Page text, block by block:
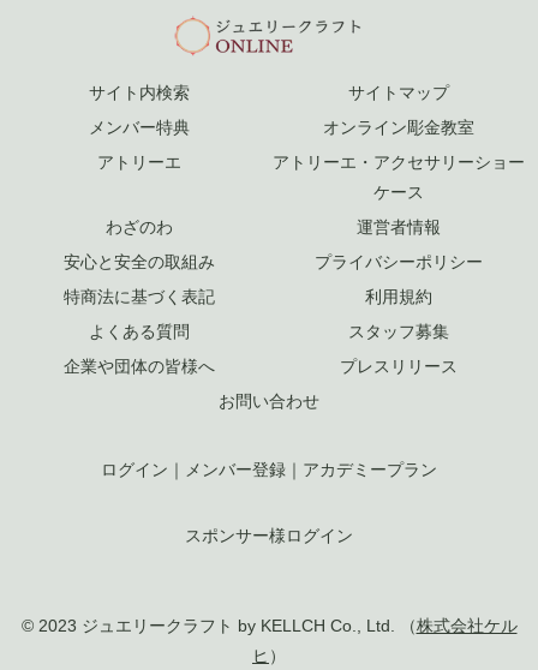
サイト内検索
サイトマップ
メンバー特典
オンライン彫金教室
アトリーエ
アトリーエ・アクセサリーショー
ケース
わざのわ
運営者情報
安心と安全の取組み
プライバシーポリシー
特商法に基づく表記
利用規約
よくある質問
スタッフ募集
企業や団体の皆様へ
プレスリリース
お問い合わせ
ログイン ｜ メンバー登録 ｜ アカデミープラン
スポンサー様ログイン
© 2023 ジュエリークラフト by KELLCH Co., Ltd. （株式会社ケル
ヒ ）